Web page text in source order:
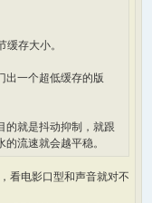
存大小。
出一个超低缓存的版
的就是抖动抑制，就跟
流速就会越平稳。
看电影口型和声音就对不